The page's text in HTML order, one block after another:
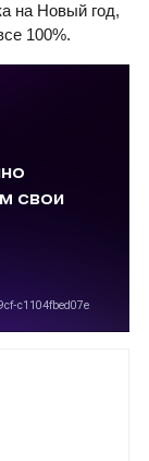
на Новый год,
100%.